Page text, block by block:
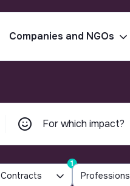
Companies and NGOs
For which impact?
Contracts
1
Professions